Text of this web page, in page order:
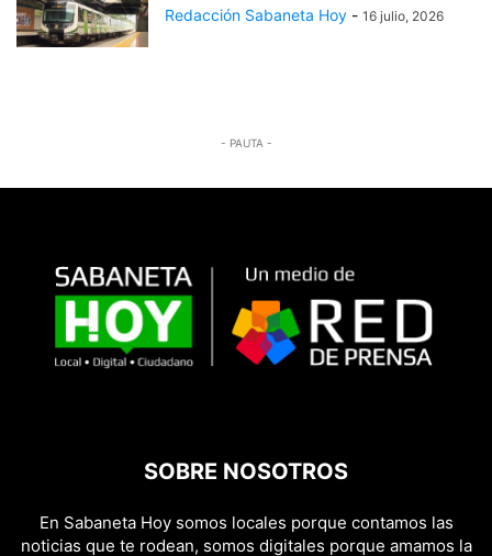
Redacción Sabaneta Hoy - 16 julio, 2026
- PAUTA -
SOBRE NOSOTROS
En Sabaneta Hoy somos locales porque contamos las
noticias que te rodean, somos digitales porque amamos la